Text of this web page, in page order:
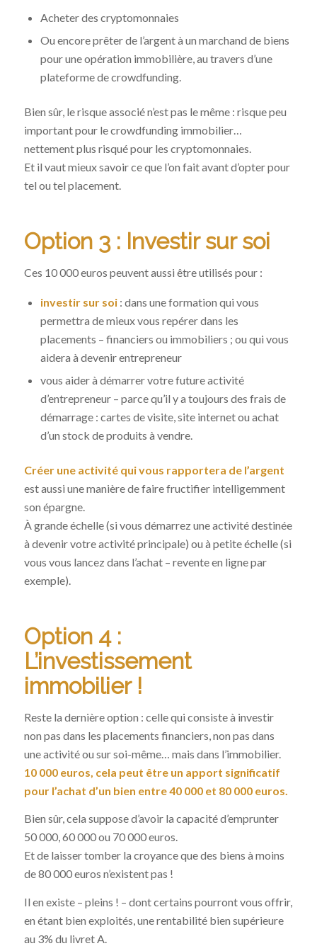
Acheter des cryptomonnaies
Ou encore prêter de l’argent à un marchand de biens
pour une opération immobilière, au travers d’une
plateforme de crowdfunding.
Bien sûr, le risque associé n’est pas le même : risque peu
important pour le crowdfunding immobilier…
nettement plus risqué pour les cryptomonnaies.
Et il vaut mieux savoir ce que l’on fait avant d’opter pour
tel ou tel placement.
Option 3 : Investir sur soi
Ces 10 000 euros peuvent aussi être utilisés pour :
investir sur soi: dans une formation qui vous
permettra de mieux vous repérer dans les
placements – financiers ou immobiliers ; ou qui vous
aidera à devenir entrepreneur
vous aider à démarrer votre future activité
d’entrepreneur – parce qu’il y a toujours des frais de
démarrage : cartes de visite, site internet ou achat
d’un stock de produits à vendre.
Créer une activité qui vous rapportera de l’argent
est aussi une manière de faire fructifier intelligemment
son épargne.
À grande échelle (si vous démarrez une activité destinée
à devenir votre activité principale) ou à petite échelle (si
vous vous lancez dans l’achat – revente en ligne par
exemple).
Option 4 :
L’investissement
immobilier !
Reste la dernière option : celle qui consiste à investir
non pas dans les placements financiers, non pas dans
une activité ou sur soi-même… mais dans l’immobilier.
10 000 euros, cela peut être un apport significatif
pour l’achat d’un bien entre 40 000 et 80 000 euros.
Bien sûr, cela suppose d’avoir la capacité d’emprunter
50 000, 60 000 ou 70 000 euros.
Et de laisser tomber la croyance que des biens à moins
de 80 000 euros n’existent pas !
Il en existe – pleins ! – dont certains pourront vous offrir,
en étant bien exploités, une rentabilité bien supérieure
au 3% du livret A.